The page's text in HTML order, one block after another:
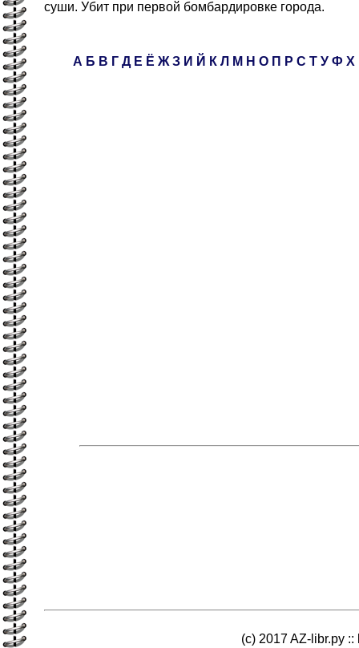
суши. Убит при первой бомбардировке города.
А Б В Г Д Е Ё Ж З И Й К Л М Н О П Р С Т У Ф Х
(c) 2017 AZ-libr.ру ::